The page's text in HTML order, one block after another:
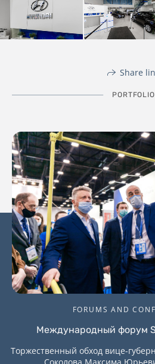
Share
PORTFOLIO
FORUMS AND
Международный форум
Торжественный обход вице-